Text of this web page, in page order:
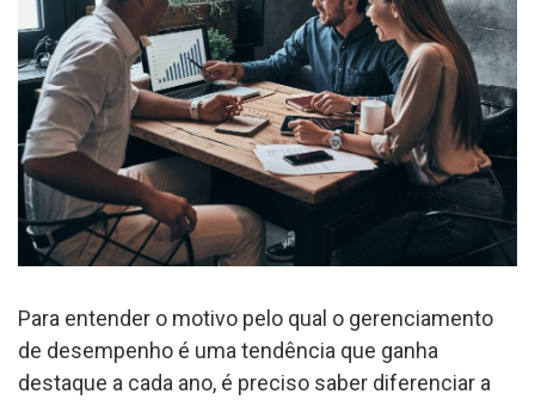
Para entender o motivo pelo qual o gerenciamento
de desempenho é uma tendência que ganha
destaque a cada ano, é preciso saber diferenciar a